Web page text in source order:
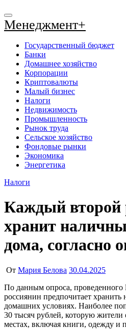
Менеджмент+
Государственный бюджет
Банки
Домашнее хозяйство
Корпорации
Криптовалюты
Малый бизнес
Налоги
Недвижимость
Промышленность
Рынок труда
Сельское хозяйство
Фондовые рынки
Экономика
Энергетика
Налоги
Каждый второй
хранит
дома, согласно
От Мария Белова 30.04.2025
По данным опроса, проведенного ВТБ, каждый второй
россиянин предпочитает хранить
домашних условиях. Наиболее
30 тысяч рублей, которую
местах, включая книги, одежду и